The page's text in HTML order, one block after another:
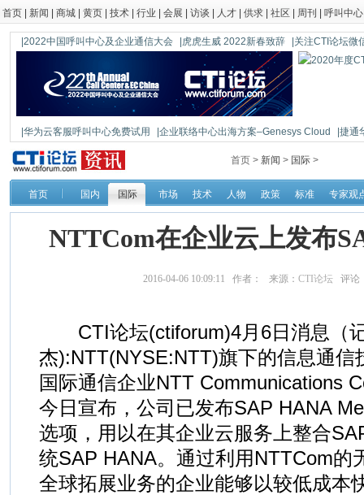
首页 新闻 商城 黄页 技术 行业 会展 访谈 人才 供求 社区 周刊 呼叫中心
|2022中国呼叫中心及企业通信大会 |虎虎生威 2022新春致辞 |关注CTI论坛微
|华为云客服呼叫中心免费试用 |企业联络中心出海方案–Genesys Cloud
|捷通
|鼎信通达新一代语音网关DAG1000-4S
首页 > 新闻 > 国际 >
首页 国内 国际 市场 技术 人物 政策 标准 专家观
NTTCom在企业云上发布
2016-04-06 10:09:11 作者： 来源： CTI论坛 评论
CTI论坛(ctiforum)4月6日消息（
杰):NTT(NYSE:NTT)旗下的信息通信
国际通信企业NTT Communications
今日宣布，公司已发布SAP HANA
选项，用以在其企业云服务上整合
统SAP HANA。通过利用NTTCom的
全球拓展业务的企业能够以较低成本